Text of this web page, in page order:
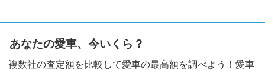
あなたの愛車、今いくら？
複数社の査定額を比較して愛車の最高額を調べよう！愛車